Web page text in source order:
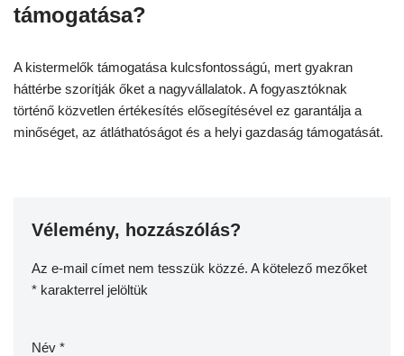
támogatása?
A kistermelők támogatása kulcsfontosságú, mert gyakran
háttérbe szorítják őket a nagyvállalatok. A fogyasztóknak
történő közvetlen értékesítés elősegítésével ez garantálja a
minőséget, az átláthatóságot és a helyi gazdaság támogatását.
Vélemény, hozzászólás?
Az e-mail címet nem tesszük közzé. A kötelező mezőket
* karakterrel jelöltük
Név *